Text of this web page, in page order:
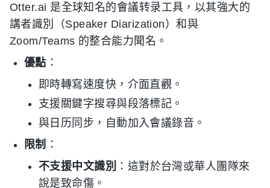
Otter.ai 是全球知名的會議转录工具，以其強大的
講者識別（Speaker Diarization）和與
Zoom/Teams 的整合能力聞名。
優點 ：
即時轉寫速度快，介面直觀。
支援關鍵字搜尋與段落標記。
與日历同步，自動加入會議錄音。
限制 ：
不支援中文識別 ：這對於台灣或華人團隊來
說是致命傷。